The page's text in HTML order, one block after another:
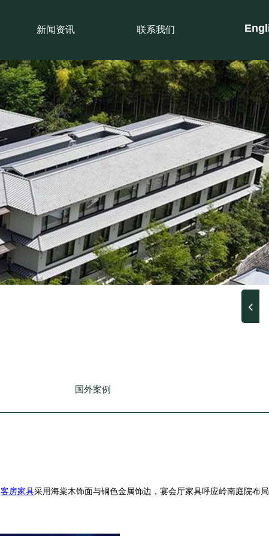
国外案例
客房家具采用海棠木饰面与铜色金属饰边，宴会厅家具呼应岭南庭院布
En
新闻资讯 联系我们